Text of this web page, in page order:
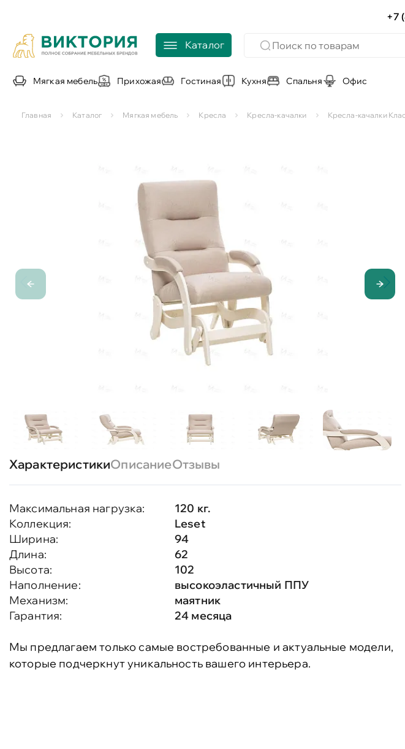
+7
Каталог
Мягкая мебель Прихожая Гостиная Кухня Спальня Офис
Главная Каталог Мягкая мебель Кресла Кресла-качалки Кресла-качалки
ХарактеристикиОписаниеОтзывы
Максимальная нагрузка:
120 кг.
Коллекция:
Leset
Ширина:
94
Длина:
62
Высота:
102
Наполнение:
высокоэластичный ППУ
Механизм:
маятник
Гарантия:
24 месяца
Мы предлагаем только самые востребованные и актуальные модели,
которые подчеркнут уникальность вашего интерьера.